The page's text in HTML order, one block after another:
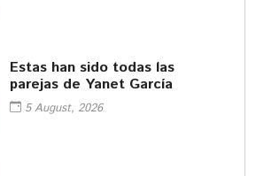
Estas han sido todas las
parejas de Yanet García
5 August, 2026